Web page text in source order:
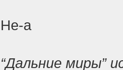
Не-а
“Дальние миры”